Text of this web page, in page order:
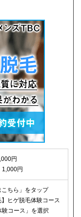
円
円
ちら」をタップ
ヒゲ脱毛体験コース
コース」を選択